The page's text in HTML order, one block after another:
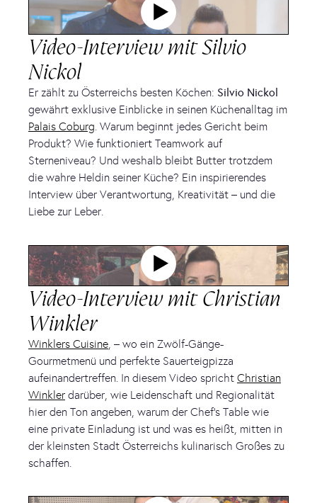
Video-Interview mit Silvio
Nickol
Er zählt zu Österreichs besten Köchen: Silvio Nickol
gewährt exklusive Einblicke in seinen Küchenalltag im
Palais Coburg. Warum beginnt jedes Gericht beim
Produkt? Wie funktioniert Teamwork auf
Sterneniveau? Und weshalb bleibt Butter trotzdem
die wahre Heldin seiner Küche? Ein inspirierendes
Interview über Verantwortung, Kreativität – und die
Liebe zur Leber.
Video-Interview mit Christian
Winkler
Winklers Cuisine, – wo ein Zwölf-Gänge-
Gourmetmenü und perfekte Sauerteigpizza
aufeinandertreffen. In diesem Video spricht Christian
Winkler darüber, wie Leidenschaft und Regionalität
hier den Ton angeben, warum der Chef’s Table wie
eine private Einladung ist und was es heißt, mitten in
der kleinsten Stadt Österreichs kulinarisch Großes zu
schaffen.